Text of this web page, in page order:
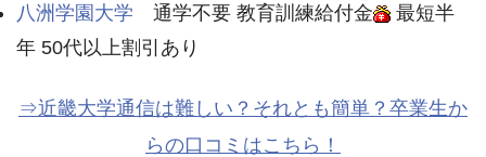
八洲学園大学 通学不要 教育訓練給付金
最短半
年 50代以上割引あり
⇒近畿大学通信は難しい？それとも簡単？卒業生か
らの口コミはこちら！